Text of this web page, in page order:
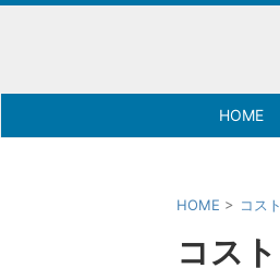
HOME
HOME > コス
コス